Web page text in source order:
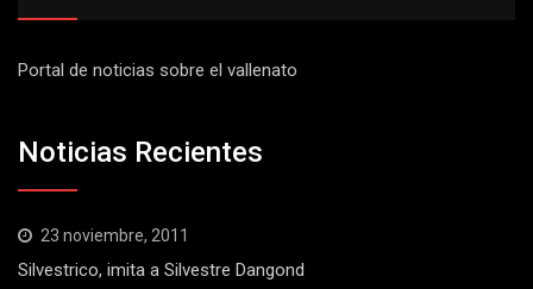
Portal de noticias sobre el vallenato
Noticias Recientes
23 noviembre, 2011
Silvestrico, imita a Silvestre Dangond